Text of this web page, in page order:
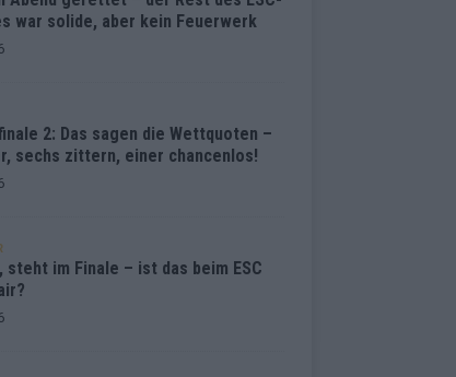
war solide, aber kein Feuerwerk
2: Das sagen die Wettquoten –
sechs zittern, einer chancenlos!
steht im Finale – ist das beim ESC